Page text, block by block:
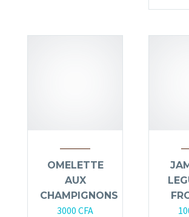
OMELETTE
AUX
CHAMPIGNONS
3000 CFA